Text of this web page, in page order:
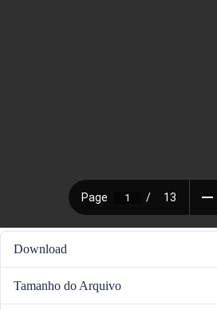
Download
Tamanho do Arquivo